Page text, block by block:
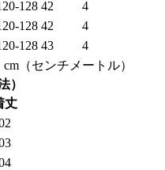
128 42
4
128 42
4
128 43
4
（センチメートル）
）
丈